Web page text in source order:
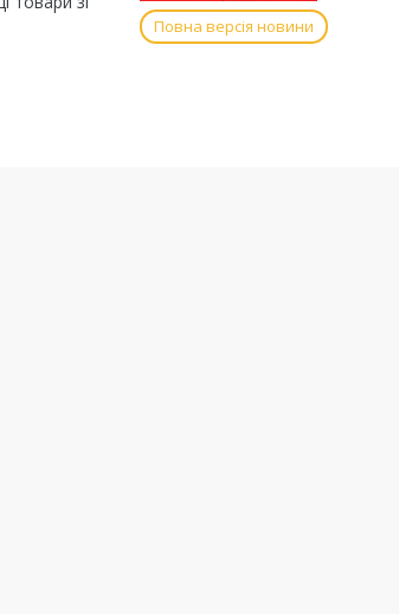
Повна версія новини